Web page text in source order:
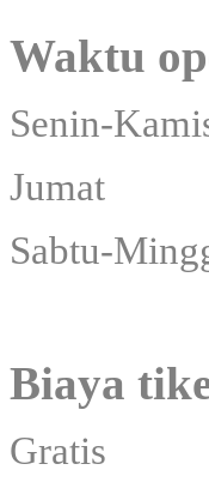
Waktu
Senin-
Jumat :
Sabtu-
Biaya
Gratis